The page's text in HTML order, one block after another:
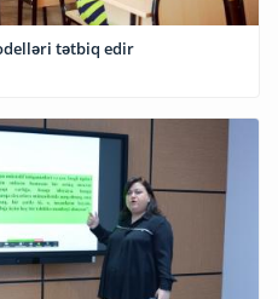
tətbiq edir